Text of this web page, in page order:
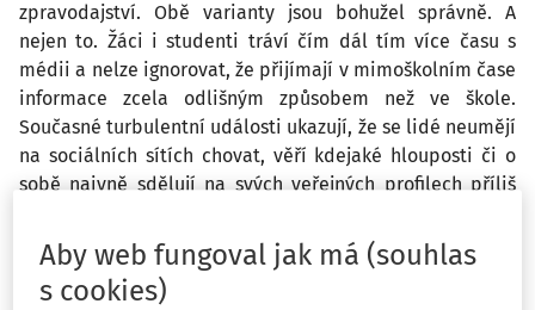
zpravodajství. Obě varianty jsou bohužel správně. A
nejen to. Žáci i studenti tráví čím dál tím více času s
médii a nelze ignorovat, že přijímají v mimoškolním čase
informace zcela odlišným způsobem než ve škole.
Současné turbulentní události ukazují, že se lidé neumějí
na sociálních sítích chovat, věří kdejaké hlouposti či o
sobě naivně sdělují na svých veřejných profilech příliš
i schopnost využít virtuální prostor pro vytváření
vlastního multimediálního obsahu.
Aby web fungoval jak má (souhlas
s cookies)